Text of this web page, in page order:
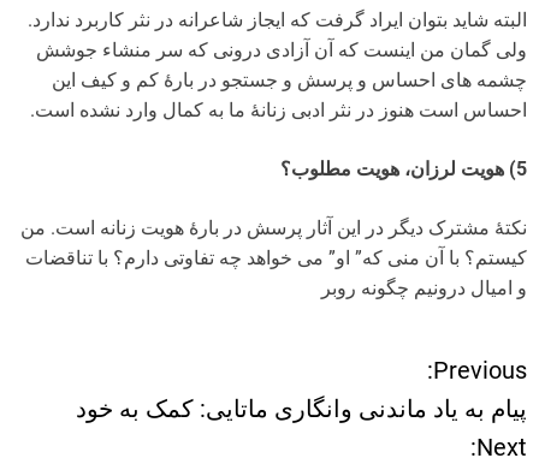
البته شاید بتوان ایراد گرفت که ایجاز شاعرانه در نثر کاربرد ندارد.
ولی گمان من اینست که آن آزادی درونی که سر منشاء جوشش
چشمه های احساس و پرسش و جستجو در بارۀ کم و کیف این
احساس است هنوز در نثر ادبی زنانۀ ما به کمال وارد نشده است.
5) هویت لرزان، هویت مطلوب؟
نکتۀ مشترک دیگر در این آثار پرسش در بارۀ هویت زنانه است. من
کیستم؟ با آن منی که” او” می خواهد چه تفاوتی دارم؟ با تناقضات
و امیال درونیم چگونه روبر
ر
ا
Previous:
پیام به یاد ماندنی وانگاری ماتایی: کمک به خود
Next: